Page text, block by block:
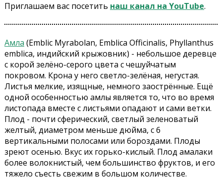
Приглашаем вас посетить наш канал на YouTube.
Амла (Emblic Myrabolan, Emblica Officinalis, Phyllanthus
emblica, индийский крыжовник) - небольшое деревце
с корой зелёно-серого цвета с чешуйчатым
покровом. Крона у него светло-зелёная, негустая.
Листья мелкие, изящные, немного заострённые. Ещё
одной особенностью амлы является то, что во время
листопада вместе с листьями опадают и сами ветки.
Плод - почти сферический, светлый зеленоватый
желтый, диаметром меньше дюйма, с 6
вертикальными полосами или бороздами. Плоды
зреют осенью. Вкус их горько-кислый. Плод амалаки
более волокнистый, чем большинство фруктов, и его
тяжело съесть свежим в большом количестве.